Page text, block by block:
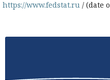
https://www.fedstat.ru / (date